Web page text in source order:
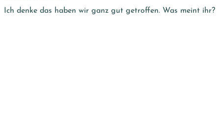
Ich denke das haben wir ganz gut getroffen. Was meint ihr?